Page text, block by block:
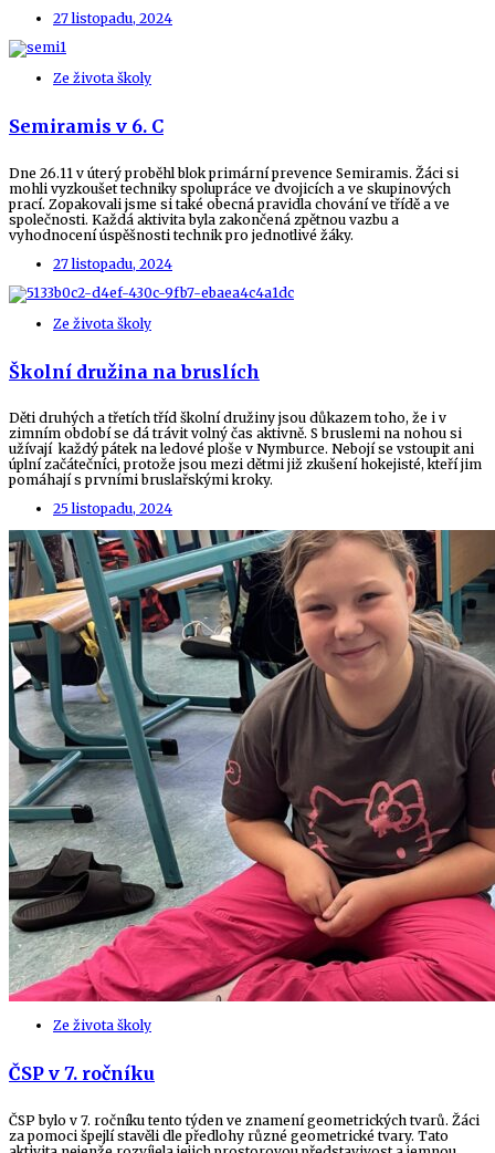
27 listopadu, 2024
Ze života školy
Semiramis v 6. C
Dne 26.11 v úterý proběhl blok primární prevence Semiramis. Žáci si
mohli vyzkoušet techniky spolupráce ve dvojicích a ve skupinových
prací. Zopakovali jsme si také obecná pravidla chování ve třídě a ve
společnosti. Každá aktivita byla zakončená zpětnou vazbu a
vyhodnocení úspěšnosti technik pro jednotlivé žáky.
27 listopadu, 2024
Ze života školy
Školní družina na bruslích
Děti druhých a třetích tříd školní družiny jsou důkazem toho, že i v
zimním období se dá trávit volný čas aktivně. S bruslemi na nohou si
užívají každý pátek na ledové ploše v Nymburce. Nebojí se vstoupit ani
úplní začátečníci, protože jsou mezi dětmi již zkušení hokejisté, kteří jim
pomáhají s prvními bruslařskými kroky.
25 listopadu, 2024
Ze života školy
ČSP v 7. ročníku
ČSP bylo v 7. ročníku tento týden ve znamení geometrických tvarů. Žáci
za pomoci špejlí stavěli dle předlohy různé geometrické tvary. Tato